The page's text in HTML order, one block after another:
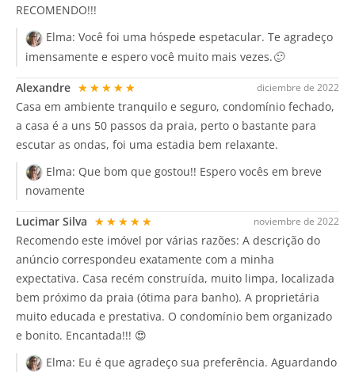
RECOMENDO!!!
Elma: Você foi uma hóspede espetacular. Te agradeço
imensamente e espero você muito mais vezes.🙂
diciembre de 2022
Alexandre ★★★★★
Casa em ambiente tranquilo e seguro, condomínio fechado,
a casa é a uns 50 passos da praia, perto o bastante para
escutar as ondas, foi uma estadia bem relaxante.
Elma: Que bom que gostou!! Espero vocês em breve
novamente
noviembre de 2022
Lucimar Silva ★★★★★
Recomendo este imóvel por várias razões: A descrição do
anúncio correspondeu exatamente com a minha
expectativa. Casa recém construída, muito limpa, localizada
bem próximo da praia (ótima para banho). A proprietária
muito educada e prestativa. O condomínio bem organizado
e bonito. Encantada!!! 😍
Elma: Eu é que agradeço sua preferência. Aguardando